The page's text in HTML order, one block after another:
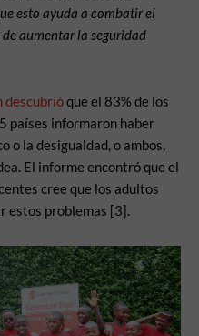
esto ayuda a combatir el
aumentar la seguridad
descubrióque el 83% de los
países informaron haber
o la desigualdad, o ambos,
El informe encontró que el
cree que los adultos
estos problemas [3].